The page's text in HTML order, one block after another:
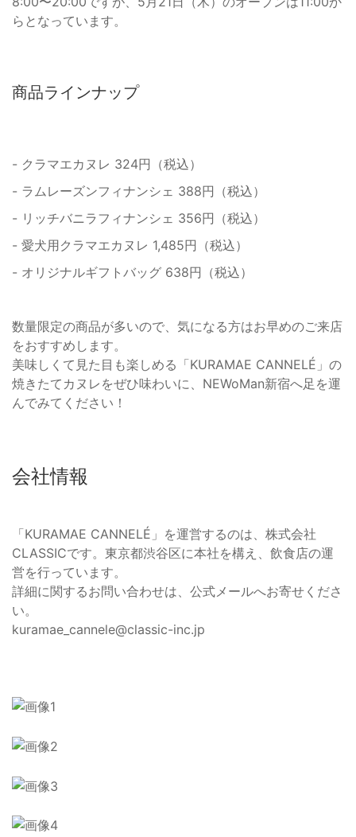
らとなっています。
商品ラインナップ
- クラマエカヌレ 324円（税込）
- ラムレーズンフィナンシェ 388円（税込）
- リッチバニラフィナンシェ 356円（税込）
- 愛犬用クラマエカヌレ 1,485円（税込）
- オリジナルギフトバッグ 638円（税込）
数量限定の商品が多いので、気になる方はお早めのご来店
をおすすめします。
美味しくて見た目も楽しめる「KURAMAE CANNELÉ」の
焼きたてカヌレをぜひ味わいに、NEWoMan新宿へ足を運
んでみてください！
会社情報
「KURAMAE CANNELÉ」を運営するのは、株式会社
CLASSICです。東京都渋谷区に本社を構え、飲食店の運
営を行っています。
詳細に関するお問い合わせは、公式メールへお寄せくださ
い。
kuramae_cannele@classic-inc.jp